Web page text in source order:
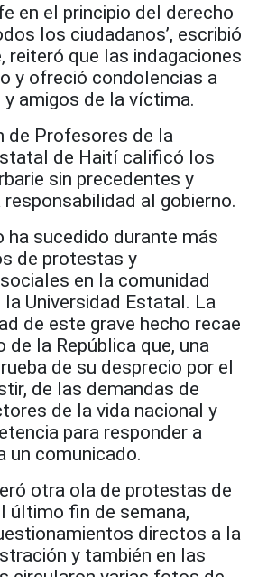
en el principio del derecho
los ciudadanos’, escribió
reiteró que las indagaciones
y ofreció condolencias a
amigos de la víctima.
de Profesores de la
de Haití calificó los
sin precedentes y
al gobierno.
ha sucedido durante más
de protestas y
en la comunidad
Universidad Estatal. La
de este grave hecho recae
de la República que, una
de su desprecio por el
de las demandas de
de la vida nacional y
para responder a
un comunicado.
otra ola de protestas de
último fin de semana,
directos a la
y también en las